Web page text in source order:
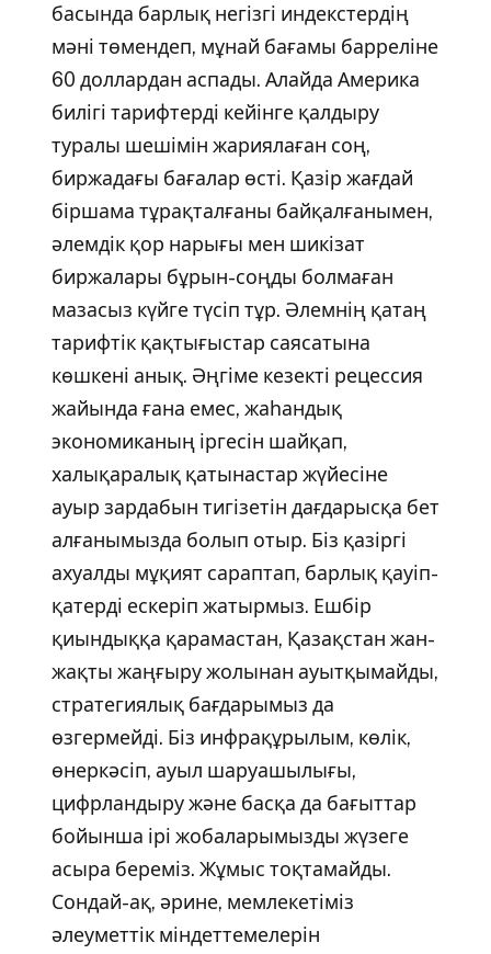
басында барлық негізгі индекстердің
мәні төмендеп, мұнай бағамы барреліне
60 доллардан аспады. Алайда Америка
билігі тарифтерді кейінге қалдыру
туралы шешімін жариялаған соң,
биржадағы бағалар өсті. Қазір жағдай
біршама тұрақталғаны байқалғанымен,
әлемдік қор нарығы мен шикізат
биржалары бұрын-соңды болмаған
мазасыз күйге түсіп тұр. Әлемнің қатаң
тарифтік қақтығыстар саясатына
көшкені анық. Әңгіме кезекті рецессия
жайында ғана емес, жаһандық
экономиканың іргесін шайқап,
халықаралық қатынастар жүйесіне
ауыр зардабын тигізетін дағдарысқа бет
алғанымызда болып отыр. Біз қазіргі
ахуалды мұқият сараптап, барлық қауіп-
қатерді ескеріп жатырмыз. Ешбір
қиындыққа қарамастан, Қазақстан жан-
жақты жаңғыру жолынан ауытқымайды,
стратегиялық бағдарымыз да
өзгермейді. Біз инфрақұрылым, көлік,
өнеркәсіп, ауыл шаруашылығы,
цифрландыру және басқа да бағыттар
бойынша ірі жобаларымызды жүзеге
асыра береміз. Жұмыс тоқтамайды.
Сондай-ақ, әрине, мемлекетіміз
әлеуметтік міндеттемелерін